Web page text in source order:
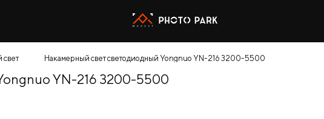
свет Накамерный свет светодиодный Yongnuo YN-216 3200-5500
YN-216 3200-5500